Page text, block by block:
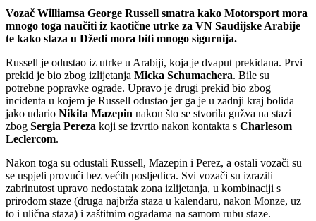
Vozač Williamsa George Russell smatra kako Motorsport mora
mnogo toga naučiti iz kaotične utrke za VN Saudijske Arabije
te kako staza u Džedi mora biti mnogo sigurnija.
Russell je odustao iz utrke u Arabiji, koja je dvaput prekidana. Prvi
prekid je bio zbog izlijetanja Micka Schumachera. Bile su
potrebne popravke ograde. Upravo je drugi prekid bio zbog
incidenta u kojem je Russell odustao jer ga je u zadnji kraj bolida
jako udario Nikita Mazepin nakon što se stvorila gužva na stazi
zbog Sergia Pereza koji se izvrtio nakon kontakta s Charlesom
Leclercom.
Nakon toga su odustali Russell, Mazepin i Perez, a ostali vozači su
se uspjeli provući bez većih posljedica. Svi vozači su izrazili
zabrinutost upravo nedostatak zona izlijetanja, u kombinaciji s
prirodom staze (druga najbrža staza u kalendaru, nakon Monze, uz
to i ulična staza) i zaštitnim ogradama na samom rubu staze.